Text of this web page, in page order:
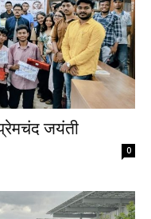
जयंती
0